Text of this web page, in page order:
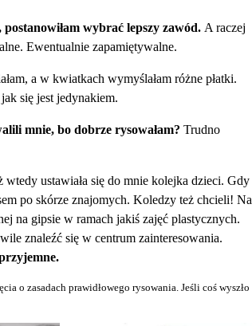
wybrać lepszy zawód. A raczej
Ewentualnie zapamiętywalne.
a w kwiatkach wymyślałam różne płatki.
się jest jedynakiem.
mnie, bo dobrze rysowałam? Trudno
ustawiała się do mnie kolejka dzieci. Gdy
po skórze znajomych. Koledzy też chcieli! Na
na gipsie w ramach jakiś zajęć plastycznych.
znaleźć się w centrum zainteresowania.
o zasadach prawidłowego rysowania. Jeśli coś wyszło